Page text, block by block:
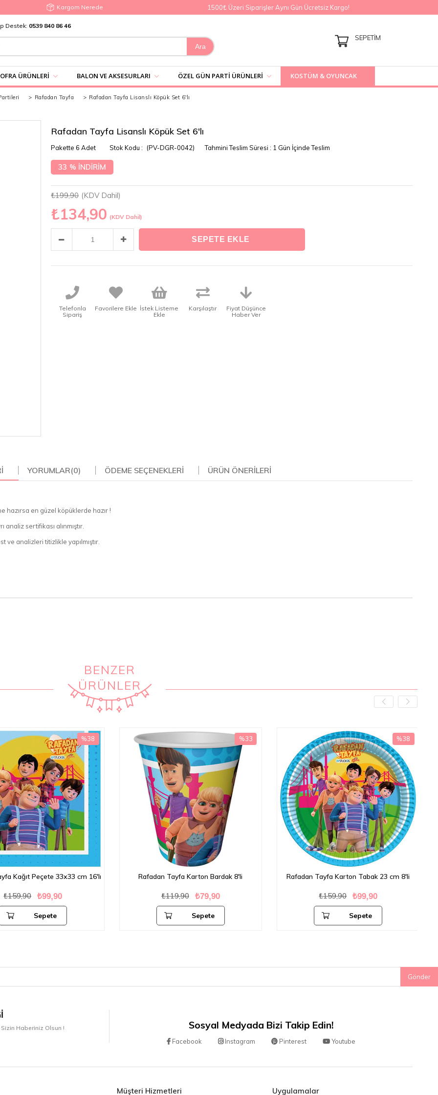
1500₺ Üzeri Siparişler Aynı Gün Ücretsiz Kargo!
Kargom Nerede
Destek: 0539 840 86 46
SEPETIM
ÜRÜNLERI BALON VE AKSESURLARI ÖZEL GÜN PARTI ÜRÜNLERI KOSTÜM & OYUNCAK
> Rafadan Tayfa > Rafadan Tayfa Lisanslı Köpük Set 6'lı
Rafadan Tayfa Lisanslı Köpük Set 6'lı
(PV-DGR-0042)
%
33 İNDIRIM
₺199,90 (KDV Dahil)
₺134,90 (KDV Dahil)
Tahmini Teslim Süresi : 1 Gün İçinde Teslim
Pakette 6 Adet
Telefonla
Sipariş
Favorilere Ekle İstek Listeme
Ekle
Karşılaştır
Fiyat Düşünce
Haber Ver
YORUMLAR(0) ÖDEME SEÇENEKLERI ÜRÜN ÖNERILERI
hazırsa en güzel köpüklerde hazır !
analiz sertifikası alınmıştır.
ve analizleri titizlikle yapılmıştır.
BENZER
ÜRÜNLER
Kağıt Peçete 33x33 cm 16'lı
₺99,90
₺159,90
Sepete
%38
İndirim
%38İndirim
Rafadan Tayfa Karton Bardak 8'li
₺79,90
₺119,90
Sepete
%33
İndirim
%33İndirim
Rafadan Tayfa Karton Tabak 23 cm 8'li
₺99,90
₺159,90
Sepete
%38
İndirim
%38İndirim
Gönder
Haberiniz Olsun ! Sosyal Medyada Bizi Takip Edin!
Facebook Instagram Pinterest Youtube
Müşteri Hizmetleri Uygulamalar